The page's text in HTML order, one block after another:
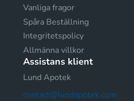
Vanliga fragor
Spåra Beställning
Integritetspolicy
Allmänna villkor
Assistans klient
Lund Apotek
contact@lundapotek.com